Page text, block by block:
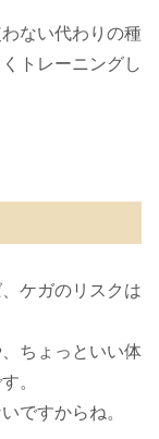
ない代わりの種
トレーニングし
ケガのリスクは
ちょっといい体
。
ですからね。